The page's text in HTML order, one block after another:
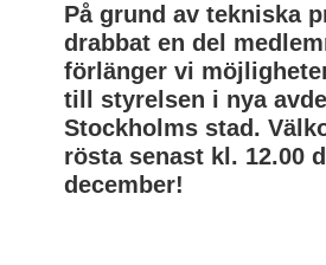
På grund av tekniska
drabbat en del
förlänger vi
till styrelsen i nya
Stockholms stad.
rösta senast kl. 12.00
december!